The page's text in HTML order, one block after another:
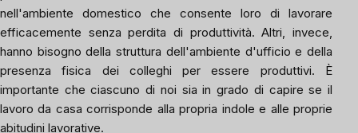
nell'ambiente domestico che consente loro di lavorare
efficacemente senza perdita di produttività. Altri, invece,
hanno bisogno della struttura dell'ambiente d'ufficio e della
presenza fisica dei colleghi per essere produttivi. È
importante che ciascuno di noi sia in grado di capire se il
lavoro da casa corrisponde alla propria indole e alle proprie
abitudini lavorative.